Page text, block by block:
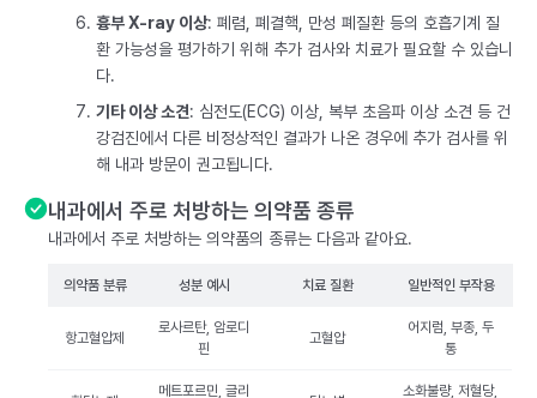
흉부 X-ray 이상: 폐렴, 폐결핵, 만성 폐질환 등의 호흡기계 질
환 가능성을 평가하기 위해 추가 검사와 치료가 필요할 수 있습니
다.
기타 이상 소견: 심전도(ECG) 이상, 복부 초음파 이상 소견 등 건
강검진에서 다른 비정상적인 결과가 나온 경우에 추가 검사를 위
해 내과 방문이 권고됩니다.
내과에서 주로 처방하는 의약품 종류
내과에서 주로 처방하는 의약품의 종류는 다음과 같아요.
의약품 분류 성분 예시 치료 질환 일반적인 부작용
항고혈압제
로사르탄, 암로디
핀
고혈압
어지럼, 부종, 두
통
메트포르민, 글리 소화불량, 저혈당,